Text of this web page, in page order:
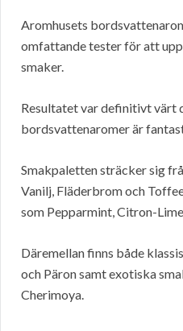
Aromhusets
omfattande tester för att
smaker.
Resultatet var definitivt värt
bordsvattenaromer är
Smakpaletten sträcker sig
Vanilj, Fläderbrom och
som Pepparmint, Citron-
Däremellan finns både
och Päron samt exotiska
Cherimoya.